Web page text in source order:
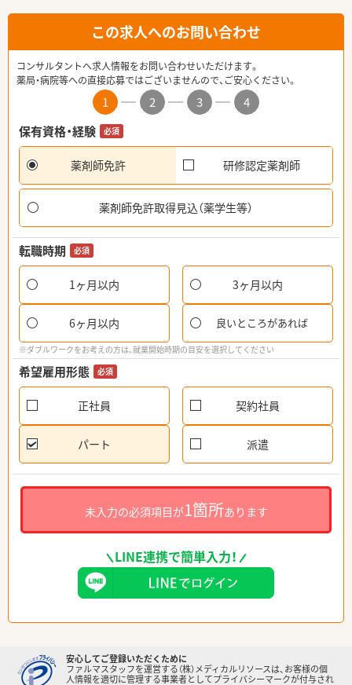
この求人へのお問い合わせ
コンサルタントへ求人情報をお問い合わせいただけます。
薬局・病院等への直接応募ではございませんので、ご安心ください。
1 2 3
4
保有資格・経験
必須
薬剤師免許 研修認定薬剤師
薬剤師免許取得見込（薬学生等）
転職時期 必須
1ヶ月以内 3ヶ月以内
6ヶ月以内 良いところがあれば
※ダブルワークをお考えの方は、就業開始時期の目安を選択してください
希望雇用形態 必須
正社員 契約社員
パート 派遣
未入力の必須項目が1箇所あります
LINE連携で簡単入力！
安心してご登録いただくために
ファルマスタッフを運営する（株）メディカルリソースは、お客様の個
人情報を適切に管理する事業者としてプライバシーマークが付与され